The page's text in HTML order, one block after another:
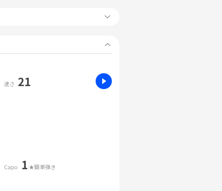
速さ 21
Capo 1 ★簡単弾き